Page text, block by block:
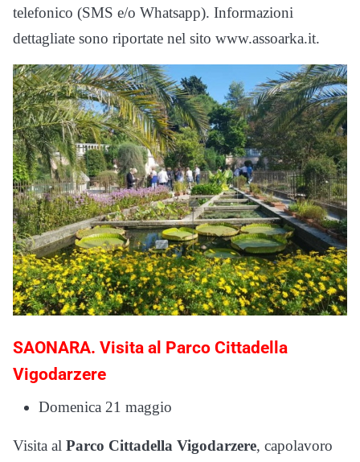
telefonico (SMS e/o Whatsapp). Informazioni
dettagliate sono riportate nel sito www.assoarka.it.
SAONARA. Visita al Parco Cittadella
Vigodarzere
Domenica 21 maggio
Visita al Parco Cittadella Vigodarzere, capolavoro